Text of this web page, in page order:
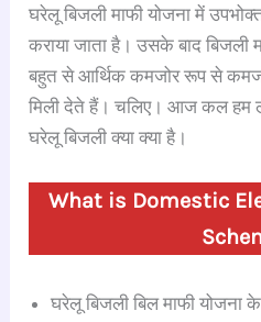
घरेलू बिजली माफी योजना में
कराया जाता है। उसके बाद बिजली
बहुत से आर्थिक कमजोर रूप से
मिली देते हैं। चलिए। आज कल हम
घरेलू बिजली क्या क्या है।
What is Domestic
घरेलू बिजली बिल माफी योजना